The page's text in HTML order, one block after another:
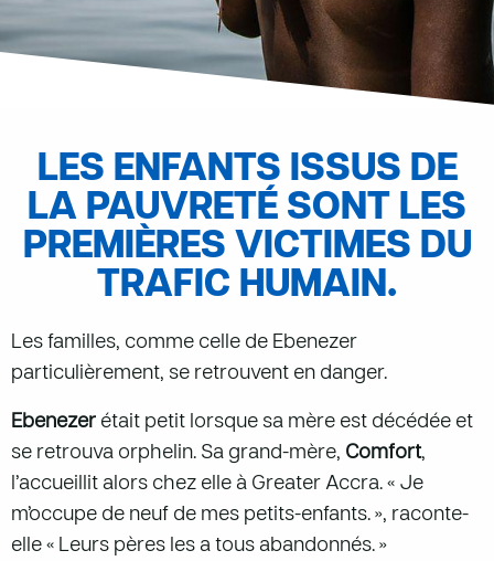
LES ENFANTS ISSUS DE
LA PAUVRETÉ SONT LES
PREMIÈRES VICTIMES DU
TRAFIC HUMAIN.
Les familles, comme celle de Ebenezer
particulièrement, se retrouvent en danger.
Ebenezer était petit lorsque sa mère est décédée et
se retrouva orphelin. Sa grand-mère, Comfort,
l’accueillit alors chez elle à Greater Accra. « Je
m’occupe de neuf de mes petits-enfants. », raconte-
elle « Leurs pères les a tous abandonnés. »